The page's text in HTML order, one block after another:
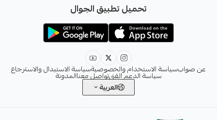
info@sawab.app
تحميل تطبيق الجوال
عن صوابسياسة الاستخدام والخصوصيةسياسة الاستبدال والاسترجاع
سياسة الدعم الفنيتواصل معناالمدونة
العربية